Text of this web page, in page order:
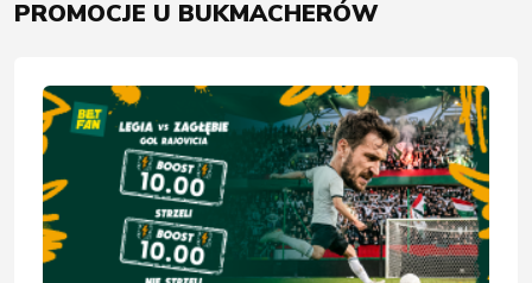
PROMOCJE U BUKMACHERÓW